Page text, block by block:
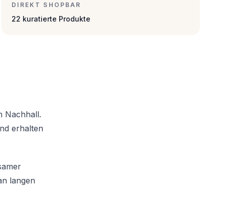
DIREKT SHOPBAR
22 kuratierte Produkte
Nachhall.
erhalten
langen